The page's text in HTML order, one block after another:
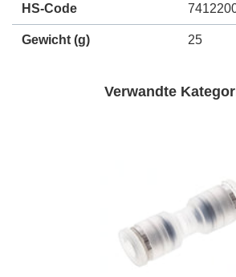
HS-Code
Gewicht (g) 25
Verwandte